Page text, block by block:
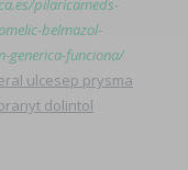
pilaricameds-
belmazol-
generica-funciona/
ulcesep prysma
dolintol